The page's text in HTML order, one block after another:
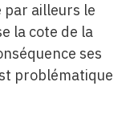
par ailleurs le
la cote de la
ses
problématique